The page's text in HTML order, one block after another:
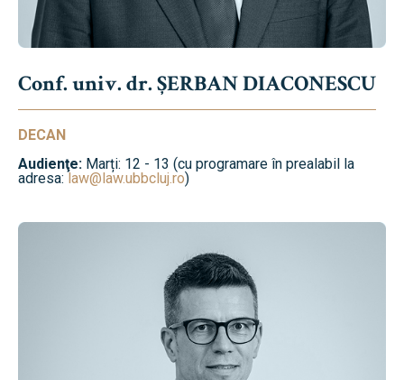
Conf. univ. dr. ȘERBAN DIACONESCU
DECAN
Audienţe: Marți: 12 - 13 (cu programare în prealabil la
adresa:law@law.ubbcluj.ro)